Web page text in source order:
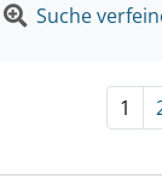
Suche
1